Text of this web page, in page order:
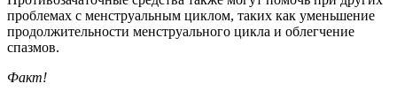
проблемах с менструальным циклом, таких как уменьшение
продолжительности менструального цикла и облегчение
спазмов.
Факт!